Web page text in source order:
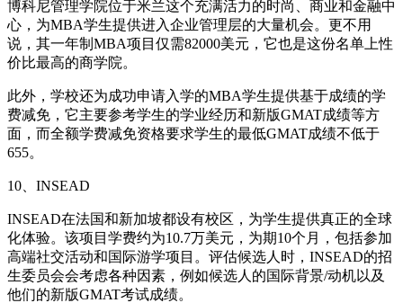
博科尼管理学院位于米兰这个充满活力的时尚、商业和金融中
心，为MBA学生提供进入企业管理层的大量机会。更不用
说，其一年制MBA项目仅需82000美元，它也是这份名单上性
价比最高的商学院。
此外，学校还为成功申请入学的MBA学生提供基于成绩的学
费减免，它主要参考学生的学业经历和新版GMAT成绩等方
面，而全额学费减免资格要求学生的最低GMAT成绩不低于
655。
10、INSEAD
INSEAD在法国和新加坡都设有校区，为学生提供真正的全球
化体验。该项目学费约为10.7万美元，为期10个月，包括参加
高端社交活动和国际游学项目。评估候选人时，INSEAD的招
生委员会会考虑各种因素，例如候选人的国际背景/动机以及
他们的新版GMAT考试成绩。